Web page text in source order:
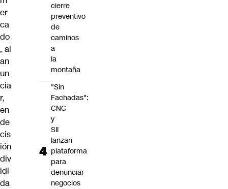
er
ca
do
, al
an
un
cia
r,
en
de
cis
ión
div
idi
da
cierre
preventivo
de
caminos
a
la
montaña
"Sin
Fachadas":
CNC
y
SII
lanzan
plataforma
para
denunciar
negocios